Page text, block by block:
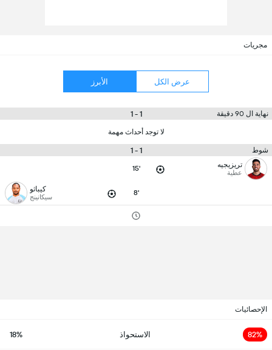
مجريات
عرض الكل الأبرز
نهاية ال 90 دقيقة 1 - 1
لا توجد أحداث مهمة
شوط 1 - 1
تريزيجيه
عطية 15'
8' كيباثو
سيكانينج
الإحصائيات
82% الاستحواذ 18%